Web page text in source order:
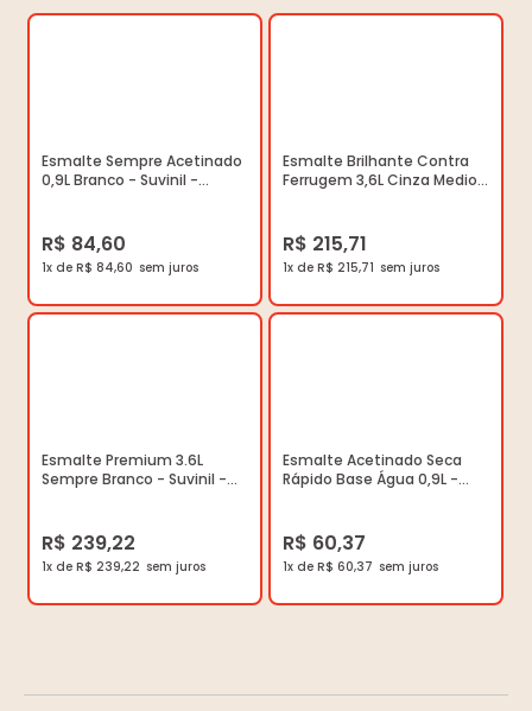
Esmalte Sempre Acetinado
0,9L Branco - Suvinil -
R$ 84,60
1x de R$ 84,60
Esmalte Brilhante Contra
Ferrugem 3,6L Cinza Medio -
R$ 215,71
1x de R$ 215,71
Esmalte Premium 3.6L
Sempre Branco - Suvinil -
R$ 239,22
1x de R$ 239,22
Esmalte Acetinado Seca
Rápido Base Água 0,9L -
R$ 60,37
1x de R$ 60,37